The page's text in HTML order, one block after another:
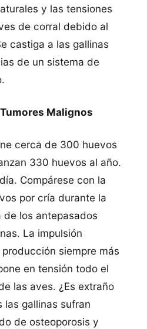
y las tensiones
de corral debido al
castiga a las gallinas
de un sistema de
Malignos
cerca de 300 huevos
330 huevos al año.
Compárese con la
por crí­a durante la
los antepasados
La impulsión
siempre más
en tensión todo el
las aves. ¿Es extraño
las gallinas sufran
de osteoporosis y